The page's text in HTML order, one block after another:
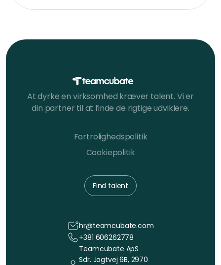
At dyrke en virksomhed kræver talent. Vi er
din partner til at finde de rigtige udviklere.
Fortrolighedspolitik
Cookiepolitik
Find talent
hr@teamcubate.com
+381 606262778
Teamcubate ApS
Sdr. Jagtvej 6B, 2970